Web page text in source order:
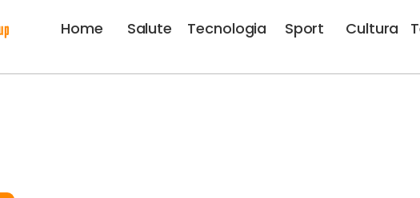
Home Salute Tecnologia Sport Cultura